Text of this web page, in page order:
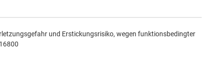
und Erstickungsrisiko, wegen funktionsbedingter